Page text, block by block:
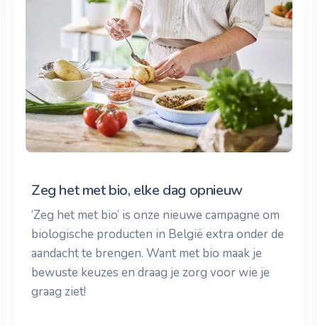
Zeg het met bio, elke dag opnieuw
‘Zeg het met bio’ is onze nieuwe campagne om
biologische producten in België extra onder de
aandacht te brengen. Want met bio maak je
bewuste keuzes en draag je zorg voor wie je
graag ziet!